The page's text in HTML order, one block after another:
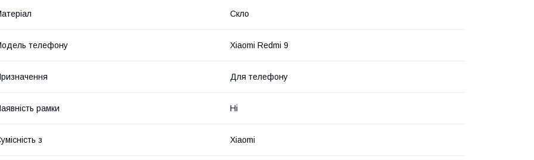
Скло
телефону Xiaomi Redmi 9
Для телефону
рамки Ні
з Xiaomi